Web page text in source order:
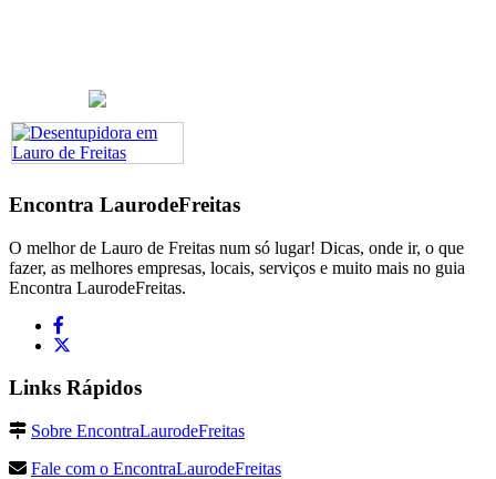
Encontra LaurodeFreitas
O melhor de Lauro de Freitas num só lugar! Dicas, onde ir, o que
fazer, as melhores empresas, locais, serviços e muito mais no guia
Encontra LaurodeFreitas.
Links Rápidos
Sobre EncontraLaurodeFreitas
Fale com o EncontraLaurodeFreitas